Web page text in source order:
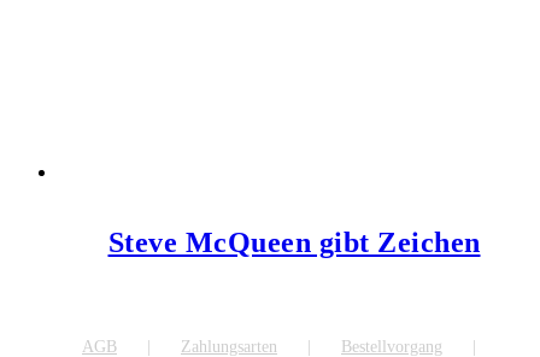
Steve McQueen gibt Zeichen
AGB Zahlungsarten
Bestellvorgang